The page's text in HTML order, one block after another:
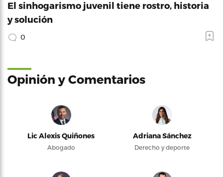
El sinhogarismo juvenil tiene rostro, historia
y solución
0
Opinión y Comentarios
Lic Alexis Quiñones
Abogado
Adriana Sánchez
Derecho y deporte